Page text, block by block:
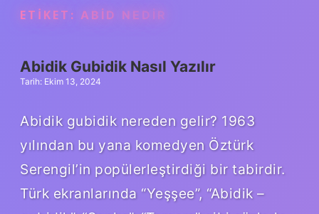
ETIKET: ABID NEDIR
Abidik Gubidik Nasıl Yazılır
Tarih: Ekim 13, 2024
Abidik gubidik nereden gelir? 1963
yılından bu yana komedyen Öztürk
Serengil’in popülerleştirdiği bir tabirdir.
Türk ekranlarında “Yeşşee”, “Abidik –